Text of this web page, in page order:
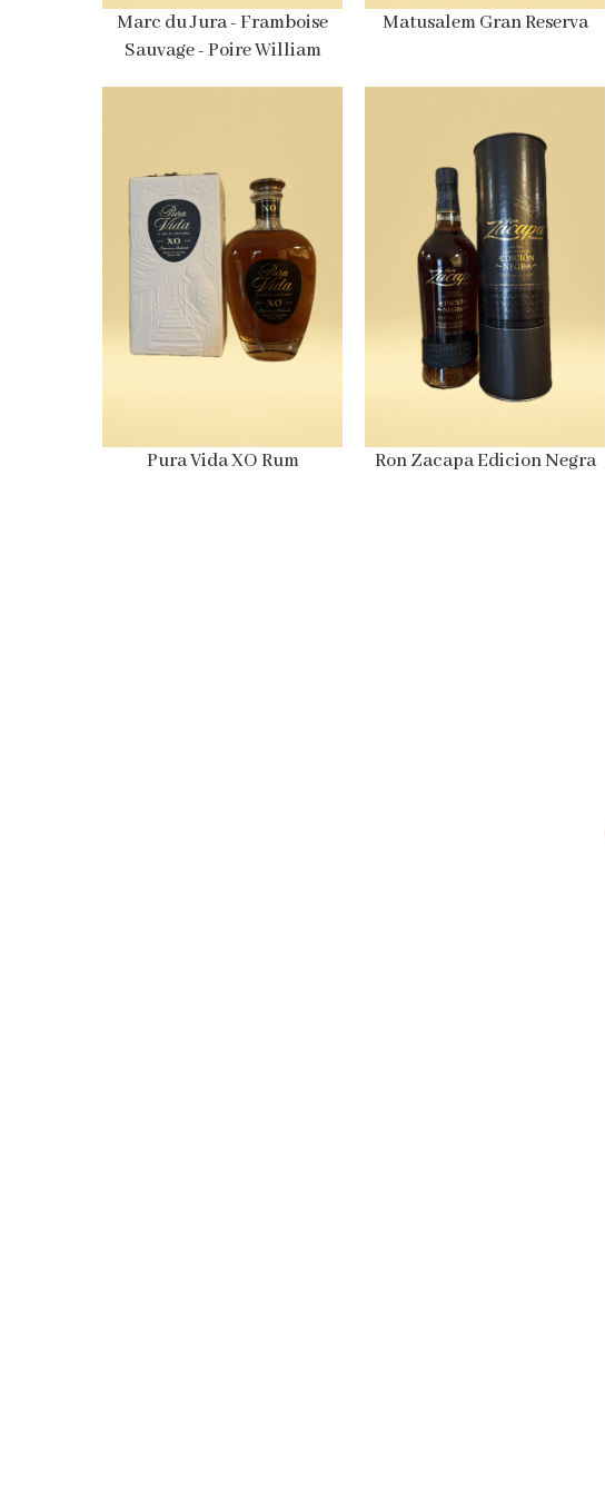
Marc du Jura - Framboise
Sauvage - Poire William
Matusalem Gran Reserva
Pura Vida XO Rum Ron Zacapa Edicion Negra